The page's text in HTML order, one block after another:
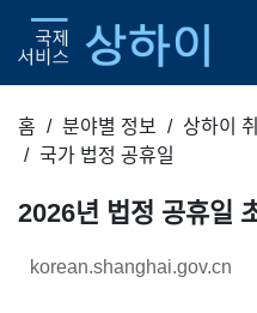
홈 분야별 정보 상하이
국가 법정 공휴일
2026년 법정 공휴일
korean.shanghai.gov.cn